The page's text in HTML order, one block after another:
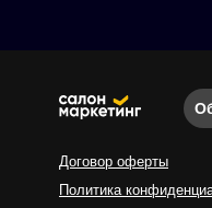
Договор оферты
Политика